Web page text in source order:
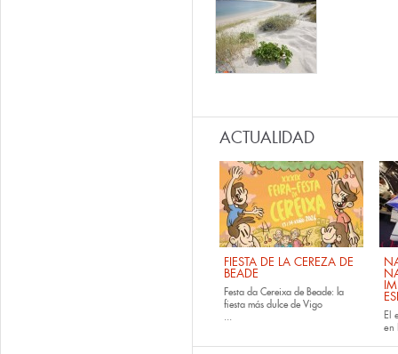
ACTUALIDAD
FIESTA DE LA CEREZA DE
BEADE
Festa da Cereixa de Beade: la
fiesta más dulce de Vigo
...
El
en